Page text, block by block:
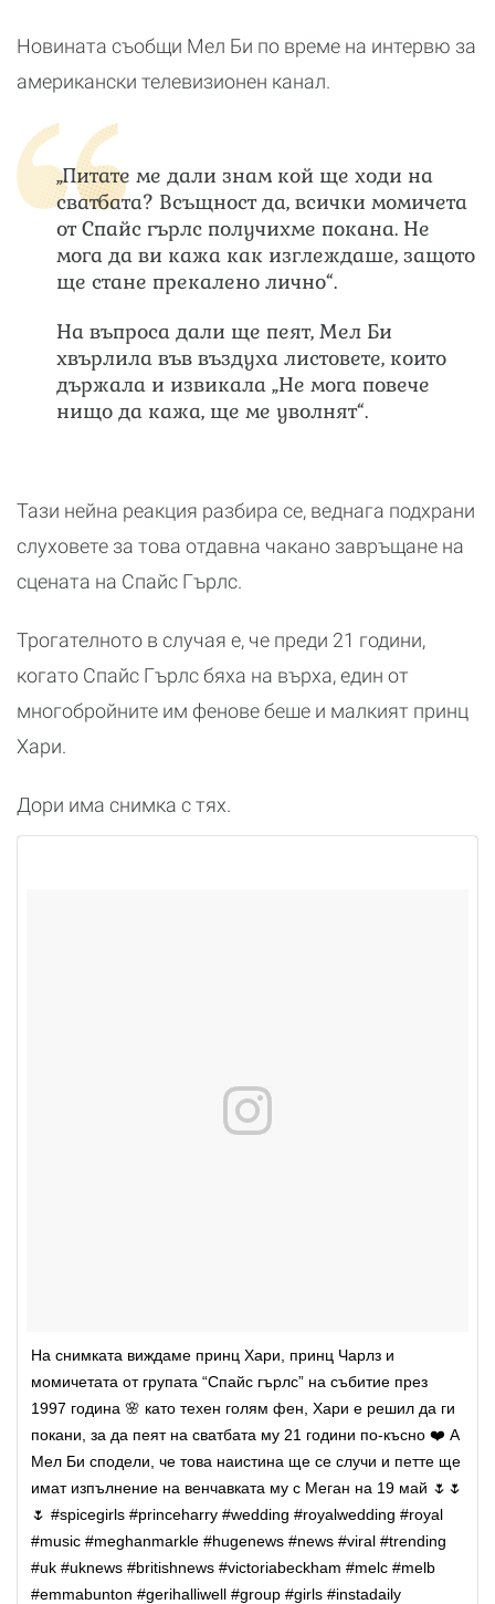
Новината съобщи Мел Би по време на интервю за
американски телевизионен канал.
„Питате ме дали знам кой ще ходи на
сватбата? Всъщност да, всички момичета
от Спайс гърлс получихме покана. Не
мога да ви кажа как изглеждаше, защото
ще стане прекалено лично“.
На въпроса дали ще пеят, Мел Би
хвърлила във въздуха листовете, които
държала и извикала „Не мога повече
нищо да кажа, ще ме уволнят“.
Тази нейна реакция разбира се, веднага подхрани
слуховете за това отдавна чакано завръщане на
сцената на Спайс Гърлс.
Трогателното в случая е, че преди 21 години,
когато Спайс Гърлс бяха на върха, един от
многобройните им фенове беше и малкият принц
Хари.
Дори има снимка с тях.
На снимката виждаме принц Хари, принц Чарлз и
момичетата от групата “Спайс гърлс” на събитие през
1997 година 🌸 като техен голям фен, Хари е решил да ги
покани, за да пеят на сватбата му 21 години по-късно ❤️ А
Мел Би сподели, че това наистина ще се случи и петте ще
имат изпълнение на венчавката му с Меган на 19 май 🌷🌷
🌷 #spicegirls #princeharry #wedding #royalwedding #royal
#music #meghanmarkle #hugenews #news #viral #trending
#uk #uknews #britishnews #victoriabeckham #melc #melb
#emmabunton #gerihalliwell #group #girls #instadaily